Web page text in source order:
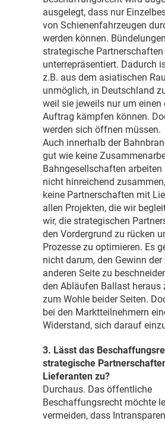
ausgelegt, dass nur
von Schienenfahrzeugen
werden können.
strategische
unterrepräsentiert. Dadurch
z.B. aus dem asiatischen
unmöglich, in Deutschland
weil sie jeweils nur um einen
Auftrag kämpfen können.
werden sich öffnen müssen.
Auch innerhalb der
gut wie keine
Bahngesellschaften arbeiten
nicht hinreichend
keine Partnerschaften mit
allen Projekten, die wir
wir, die strategischen
den Vordergrund zu rücken
Prozesse zu optimieren. Es
nicht darum, den Gewinn der
anderen Seite zu
den Abläufen Ballast heraus
zum Wohle beider Seiten.
bei den Marktteilnehmern
Widerstand, sich darauf
3. Lässt das
strategische
Lieferanten zu?
Durchaus. Das öffentliche
Beschaffungsrecht möchte
vermeiden, dass